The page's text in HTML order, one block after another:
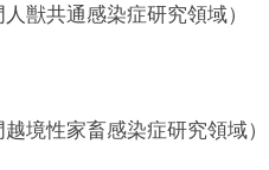
獣共通感染症研究領域）
境性家畜感染症研究領域）